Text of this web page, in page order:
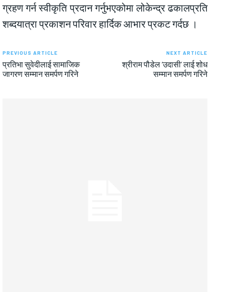
ग्रहण गर्न स्वीकृति प्रदान गर्नुभएकोमा लोकेन्द्र ढकालप्रति
शब्दयात्रा प्रकाशन परिवार हार्दिक आभार प्रकट गर्दछ ।
PREVIOUS ARTICLE
प्रतिभा सुवेदीलाई सामाजिक
जागरण सम्मान समर्पण गरिने
NEXT ARTICLE
श्रीराम पौडेल ‘उदासी’ लाई शोध
सम्मान समर्पण गरिने